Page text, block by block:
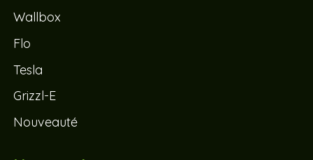
Wallbox
Flo
Tesla
Grizzl-E
Nouveauté